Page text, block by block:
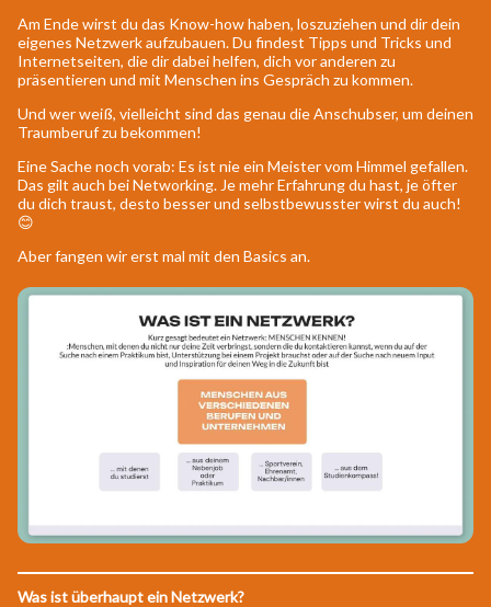
Am Ende wirst du das Know-how haben, loszuziehen und dir dein
eigenes Netzwerk aufzubauen. Du findest Tipps und Tricks und
Internetseiten, die dir dabei helfen, dich vor anderen zu
präsentieren und mit Menschen ins Gespräch zu kommen.
Und wer weiß, vielleicht sind das genau die Anschubser, um deinen
Traumberuf zu bekommen!
Eine Sache noch vorab: Es ist nie ein Meister vom Himmel gefallen.
Das gilt auch bei Networking. Je mehr Erfahrung du hast, je öfter
du dich traust, desto besser und selbstbewusster wirst du auch!
😊
Aber fangen wir erst mal mit den Basics an.
Was ist überhaupt ein Netzwerk?